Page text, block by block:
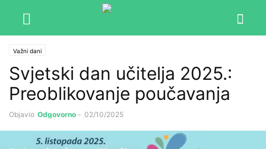
Važni dani
Svjetski dan učitelja 2025.:
Preoblikovanje poučavanja
Objavio Odgovorno - 02/10/2025